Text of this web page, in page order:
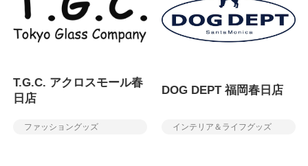
T.G.C. アクロスモール春
日店
ファッショングッズ
DOG DEPT 福岡春日店
インテリア＆ライフグッズ